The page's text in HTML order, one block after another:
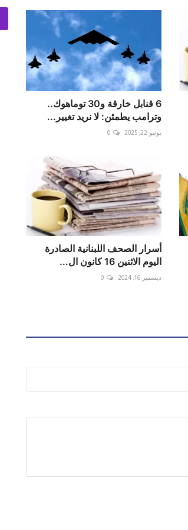
6 قنابل خارقة و30 توماهوك..
وترامب يطمئن: لا نريد تغيير...
يونيو 22, 2025 0
أسرار الصحف اللبنانية الصادرة
اليوم الاثنين 16 كانون ال...
ديسمبر 16, 2024 0